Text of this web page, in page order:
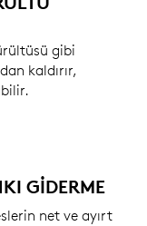
gibi
kaldırır,
GIDERME
net ve ayırt